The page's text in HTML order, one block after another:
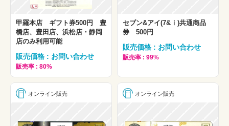
甲羅本店 ギフト券500円 豊
橋店、豊田店、浜松店・静岡
店のみ利用可能
販売価格 : お問い合わせ
販売率 : 80%
セブン&アイ(7&ⅰ)共通商品
券 500円
販売価格 : お問い合わせ
販売率 : 99%
オンライン販売 オンライン販売